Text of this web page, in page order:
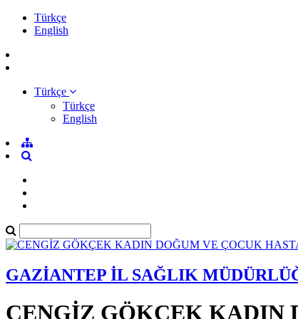
Türkçe
English
Türkçe
Türkçe
English
GAZİANTEP İL SAĞLIK
CENGİZ GÖKÇEK KADIN